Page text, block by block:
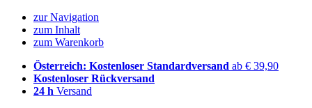
zur Navigation
zum Inhalt
zum Warenkorb
Österreich: Kostenloser Standardversand ab € 39,90
Kostenloser Rückversand
24 h Versand